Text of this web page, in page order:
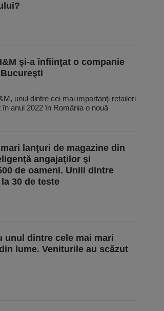
şi-a înfiinţat o companie
unul dintre cei mai importanţi retaileri
anul 2022 în România o nouă
lanţuri de magazine din
angajaţilor şi
de oameni. Uniii dintre
30 de teste
unul dintre cele mai mari
lume. Veniturile au scăzut